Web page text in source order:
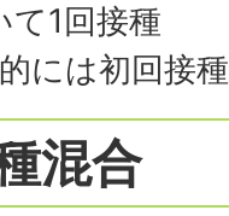
て1回接種
には初回接
混合